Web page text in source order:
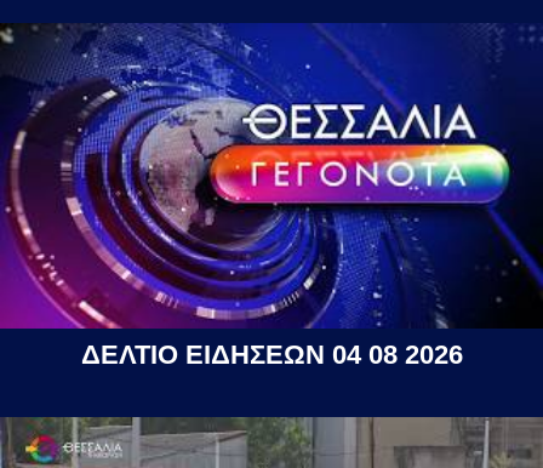
ΔΕΛΤΙΟ ΕΙΔΗΣΕΩΝ 04 08 2026